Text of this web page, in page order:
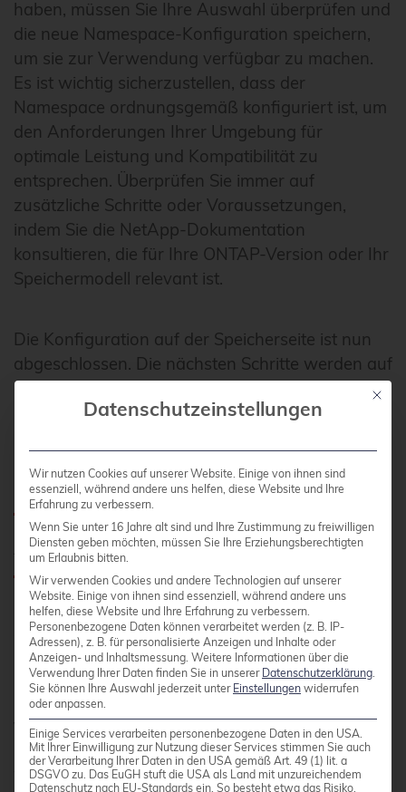
haben, müssen Sie Ihre Auswahl überprüfen und
die neue Namespace-Konfiguration speichern,
um sie zur Verwendung verfügbar zu machen.
Es ist wichtig sicherzustellen, dass der
Namespace ordnungsgemäß konfiguriert ist, um
den Anforderungen Ihrer Umgebung für
optimale Leistung und Kompatibilität zu
entsprechen. Überprüfen Sie immer auf
zusätzliche Schritte oder Voraussetzungen,
indem Sie die NetApp-Dokumentation
konsultieren, die für Ihre ONTAP-Version oder Ihr
Speichermodell relevant ist.
Die Konfiguration auf der Speicherseite ist nun
abgeschlossen. Die nächsten Schritte werden auf
dem/den Proxmox VE-Knoten durchgeführt.
Proxmox-Knoten
konfigurieren
Allgemein
Nach der Konfiguration der NetApp-
Speicherappliance müssen alle Proxmox VE-
Knoten innerhalb des Clusters für die Nutzung
und den Zugriff auf den NVMe-oF-Speicher
konfiguriert werden. Leider unterstützt Proxmox
VE diese Art von Speicher nicht von Haus aus.
Daher kann dies nicht einfach über die Proxmox-
Weboberfläche konfiguriert werden.
Mit
Datenschutzeinstellungen
Wir nutzen Cookies auf unserer Website. Einige von ihnen sind
essenziell, während andere uns helfen, diese Website und Ihre
Erfahrung zu verbessern.
Wenn Sie unter 16 Jahre alt sind und Ihre Zustimmung zu freiwilligen
Diensten geben möchten, müssen Sie Ihre Erziehungsberechtigten
um Erlaubnis bitten.
Wir verwenden Cookies und andere Technologien auf unserer
Website. Einige von ihnen sind essenziell, während andere uns
helfen, diese Website und Ihre Erfahrung zu verbessern.
Personenbezogene Daten können verarbeitet werden (z. B. IP-
Adressen), z. B. für personalisierte Anzeigen und Inhalte oder
Anzeigen- und Inhaltsmessung. Weitere Informationen über die
Verwendung Ihrer Daten finden Sie in unserer Datenschutzerklärung.
Sie können Ihre Auswahl jederzeit unter Einstellungen widerrufen
oder anpassen.
Einige Services verarbeiten personenbezogene Daten in den USA.
Mit Ihrer Einwilligung zur Nutzung dieser Services stimmen Sie auch
der Verarbeitung Ihrer Daten in den USA gemäß Art. 49 (1) lit. a
DSGVO zu. Das EuGH stuft die USA als Land mit unzureichendem
Datenschutz nach EU-Standards ein. So besteht etwa das Risiko,